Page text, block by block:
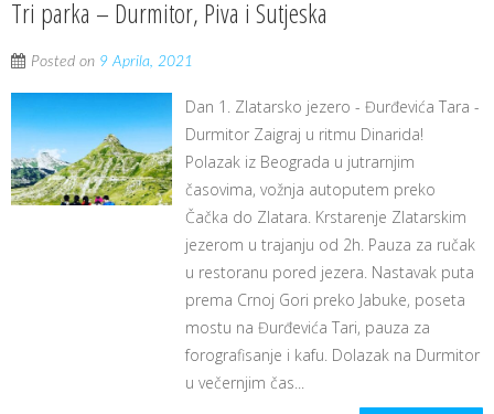
Tri parka – Durmitor, Piva i Sutjeska
Posted on 9 Aprila, 2021
Dan 1. Zlatarsko jezero - Đurđevića Tara -
Durmitor Zaigraj u ritmu Dinarida!
Polazak iz Beograda u jutrarnjim
časovima, vožnja autoputem preko
Čačka do Zlatara. Krstarenje Zlatarskim
jezerom u trajanju od 2h. Pauza za ručak
u restoranu pored jezera. Nastavak puta
prema Crnoj Gori preko Jabuke, poseta
mostu na Đurđevića Tari, pauza za
forografisanje i kafu. Dolazak na Durmitor
u večernjim čas...